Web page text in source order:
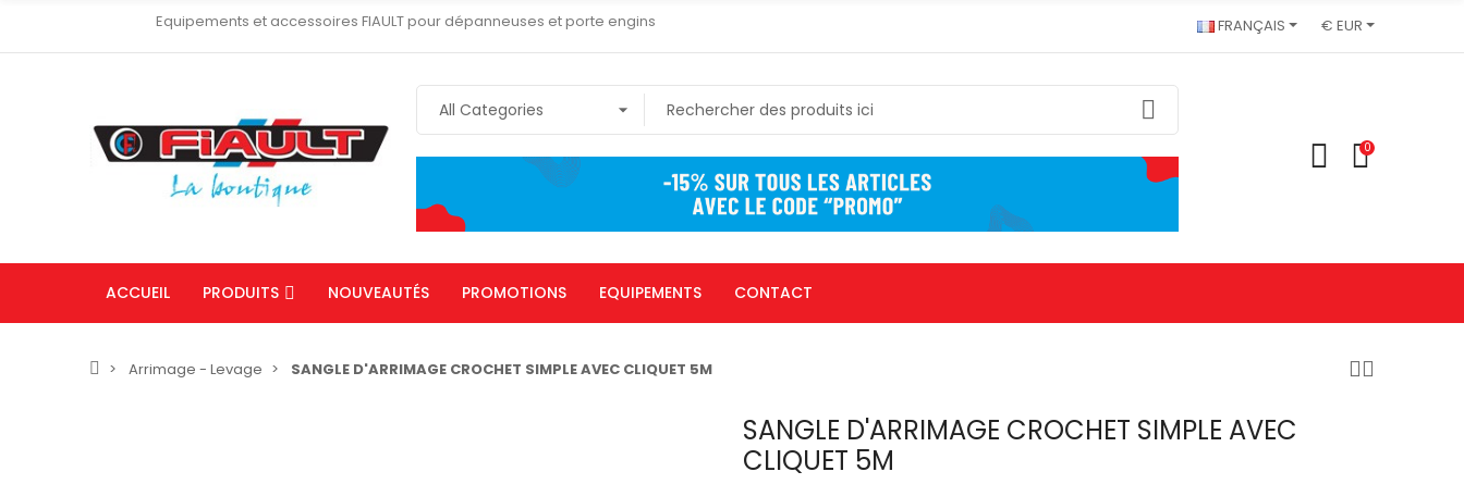
Equipements et accessoires FIAULT pour dépanneuses et porte engins FRANÇAIS € EUR
0
ACCUEIL PRODUITS NOUVEAUTÉS PROMOTIONS EQUIPEMENTS CONTACT
Arrimage - Levage SANGLE D'ARRIMAGE CROCHET SIMPLE AVEC CLIQUET 5M
SANGLE D'ARRIMAGE CROCHET SIMPLE AVEC
CLIQUET 5M